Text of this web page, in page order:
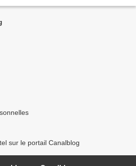
sur le portail Canalblog